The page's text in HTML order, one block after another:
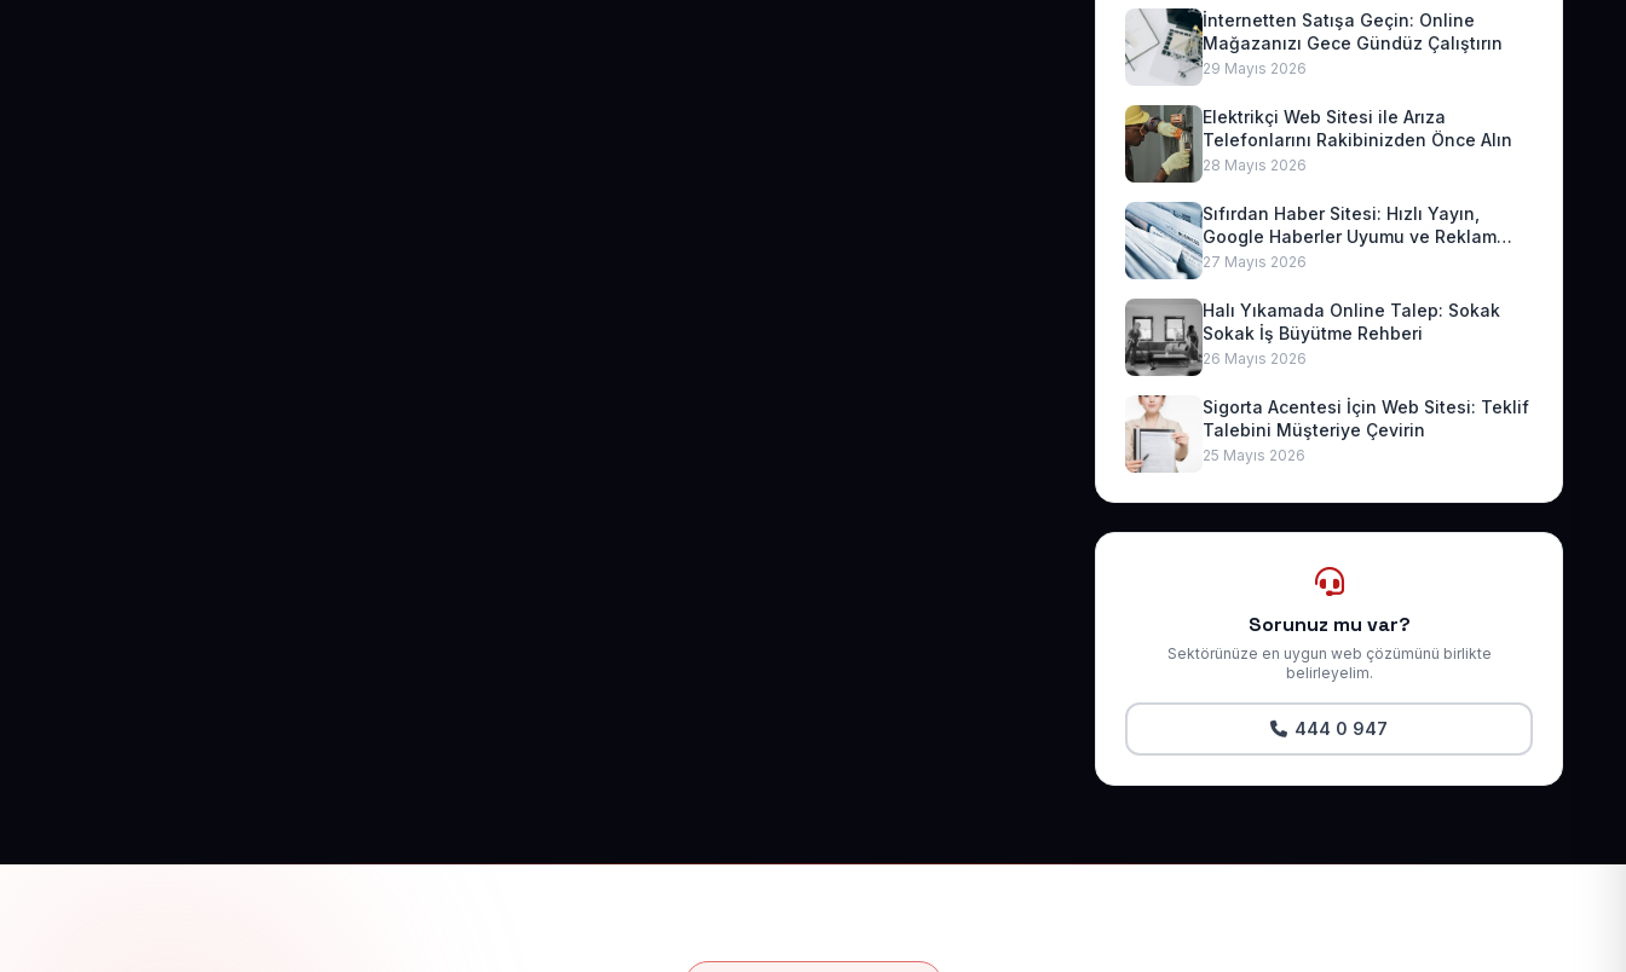
İnternetten Satışa Geçin: Online
Mağazanızı Gece Gündüz Çalıştırın
29 Mayıs 2026
Elektrikçi Web Sitesi ile Arıza
Telefonlarını Rakibinizden Önce Alın
28 Mayıs 2026
Sıfırdan Haber Sitesi: Hızlı Yayın,
Google Haberler Uyumu ve Reklam
Geliri
27 Mayıs 2026
Halı Yıkamada Online Talep: Sokak
Sokak İş Büyütme Rehberi
26 Mayıs 2026
Sigorta Acentesi İçin Web Sitesi: Teklif
Talebini Müşteriye Çevirin
25 Mayıs 2026
Sorunuz mu var?
Sektörünüze en uygun web çözümünü birlikte
belirleyelim.
444 0 947